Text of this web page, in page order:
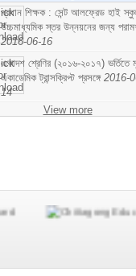
প্রধান শিক্ষক : সেন্ট আলফ্রেড হাই
উচ্চমাধ্যমিক স্তর উন্নয়নের জন্য
2016-06-16
একাদশ শ্রেণির (২০১৬-২০১৭) ভর্তিতে
একাডেমিক ট্রান্সক্রিপ্ট প্রসঙ্গে 2016-
14
View more